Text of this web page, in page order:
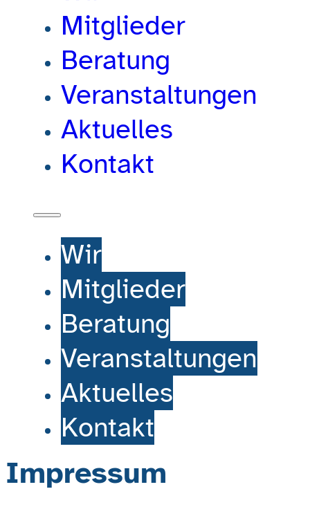
Mitglieder
Beratung
Veranstaltungen
Aktuelles
Kontakt
Wir
Mitglieder
Beratung
Veranstaltungen
Aktuelles
Kontakt
Impressum